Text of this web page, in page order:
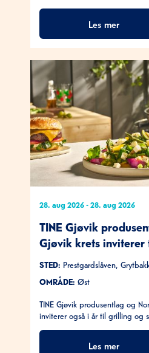
Les mer
28. aug 2026-28. aug 2026
TINE Gjøvik
Gjøvik krets
STED: Prestgardslåven,
OMRÅDE: Øst
TINE Gjøvik produsentlag og
inviterer også i år til grilling og
Les mer